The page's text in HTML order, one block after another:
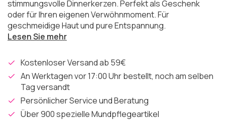
stimmungsvolle Dinnerkerzen. Perfekt als Geschenk
oder für Ihren eigenen Verwöhnmoment. Für
geschmeidige Haut und pure Entspannung.
Lesen Sie mehr
Kostenloser Versand ab 59€
An Werktagen vor 17:00 Uhr bestellt, noch am selben
Tag versandt
Persönlicher Service und Beratung
Über 900 spezielle Mundpflegeartikel